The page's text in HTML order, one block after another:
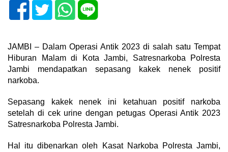
JAMBI – Dalam Operasi Antik 2023 di salah satu Tempat
Hiburan Malam di Kota Jambi, Satresnarkoba Polresta
Jambi mendapatkan sepasang kakek nenek positif
narkoba.
Sepasang kakek nenek ini ketahuan positif narkoba
setelah di cek urine dengan petugas Operasi Antik 2023
Satresnarkoba Polresta Jambi.
Hal itu dibenarkan oleh Kasat Narkoba Polresta Jambi,